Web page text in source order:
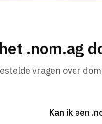
.nom.ag
vragen over
Kan ik een